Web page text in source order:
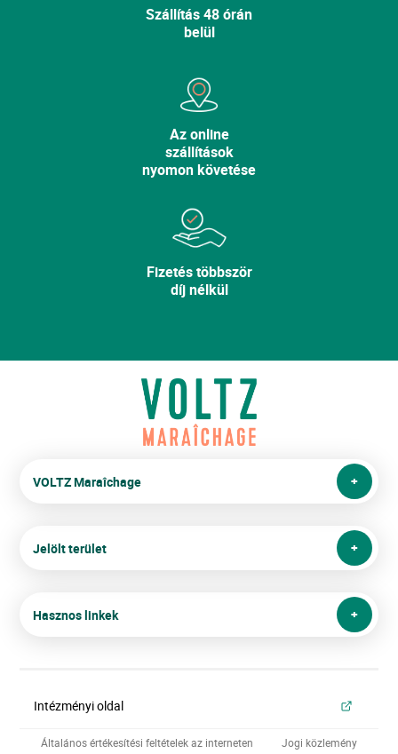
Szállítás 48 órán
belül
Az online
szállítások
nyomon követése
Fizetés többször
díj nélkül
VOLTZ Maraîchage
Jelölt terület
Hasznos linkek
Intézményi oldal
Általános értékesítési feltételek az interneten Jogi közlemény